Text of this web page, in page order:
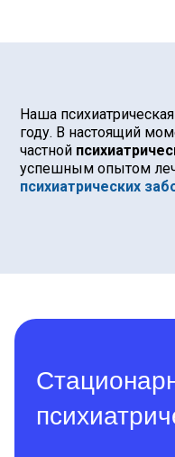
Наша
году. В настоящий
частной
успешным опытом
психиатрических